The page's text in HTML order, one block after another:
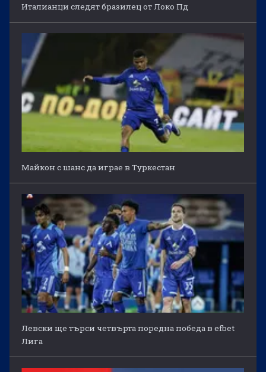
Италианци следят бразилец от Локо Пд
Майкон с шанс да играе в Туркестан
Левски ще търси четвърта поредна победа в efbet
Лига